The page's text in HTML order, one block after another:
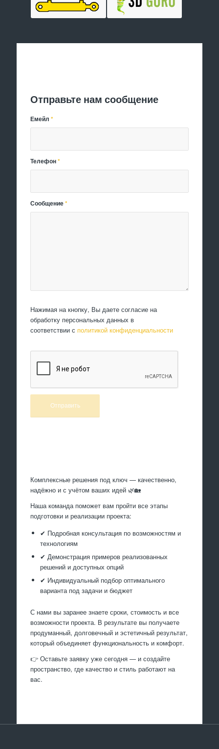
Отправьте нам сообщение
Емейл*
Телефон*
Сообщение*
Нажимая на кнопку, Вы даете согласие на
обработку персональных данных в
соответствии с политикой конфиденциальности
Комплексные решения под ключ — качественно,
надёжно и с учётом ваших идей 🌿🏡
Наша команда поможет вам пройти все этапы
подготовки и реализации проекта:
✔ Подробная консультация по возможностям и
технологиям
✔ Демонстрация примеров реализованных
решений и доступных опций
✔ Индивидуальный подбор оптимального
варианта под задачи и бюджет
С нами вы заранее знаете сроки, стоимость и все
возможности проекта. В результате вы получаете
продуманный, долговечный и эстетичный результат,
который объединяет функциональность и комфорт.
👉 Оставьте заявку уже сегодня — и создайте
пространство, где качество и стиль работают на
вас.